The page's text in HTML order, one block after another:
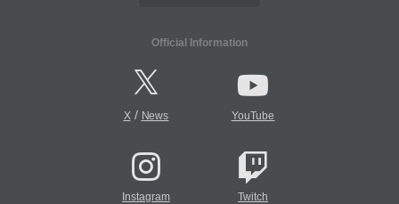
Official Information
X/ News YouTube
Instagram Twitch